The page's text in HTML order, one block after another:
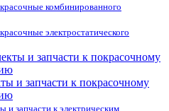
комбинированного
электростатического
и запчасти к покрасочному
и запчасти к электрическим